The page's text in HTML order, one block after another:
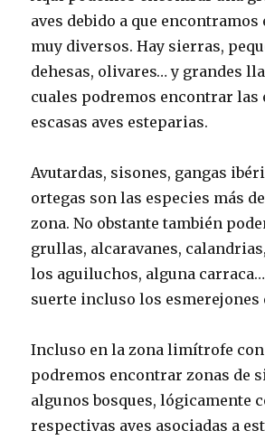
aves debido a que encontramos
muy diversos. Hay sierras,
dehesas, olivares… y grandes
cuales podremos encontrar las
escasas aves esteparias.
Avutardas, sisones, gangas
ortegas son las especies más
zona. No obstante también
grullas, alcaravanes,
los aguiluchos, alguna
suerte incluso los
Incluso en la zona limítrofe
podremos encontrar zonas de
algunos bosques, lógicamente
respectivas aves asociadas a